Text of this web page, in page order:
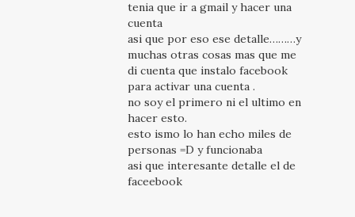
tenia que ir a gmail y hacer una
cuenta
asi que por eso ese detalle………y
muchas otras cosas mas que me
di cuenta que instalo facebook
para activar una cuenta .
no soy el primero ni el ultimo en
hacer esto.
esto ismo lo han echo miles de
personas =D y funcionaba
asi que interesante detalle el de
faceebook